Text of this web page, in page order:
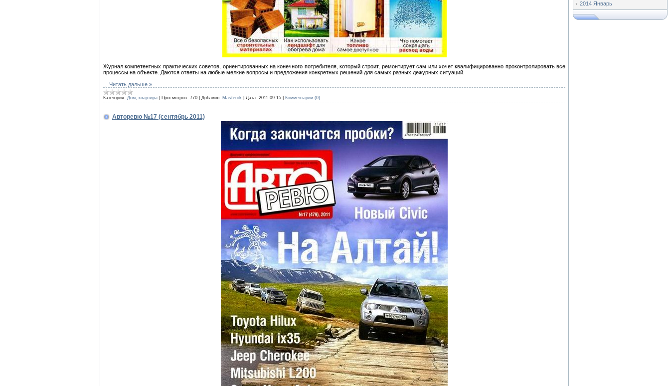
Журнал компетентных практических советов, ориентированных на конечного потребителя, который строит, ремонтирует сам или хочет квалифицированно проконтролировать все
процессы на объекте. Даются ответы на любые мелкие вопросы и предложения конкретных решений для самых разных дежурных ситуаций.
Читать дальше »
Категория: Дом, квартира Просмотров: 770 Добавил: Masterok Дата: 2011-09-15 Комментарии (0)
Авторевю №17 (сентябрь 2011)
2014 Январь